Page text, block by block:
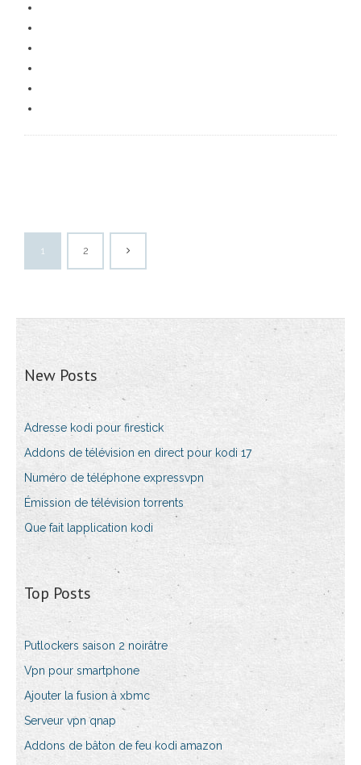
1 2
New Posts
Adresse kodi pour firestick
Addons de télévision en direct pour kodi 17
Numéro de téléphone expressvpn
Émission de télévision torrents
Que fait lapplication kodi
Top Posts
Putlockers saison 2 noirâtre
Vpn pour smartphone
Ajouter la fusion à xbmc
Serveur vpn qnap
Addons de bâton de feu kodi amazon